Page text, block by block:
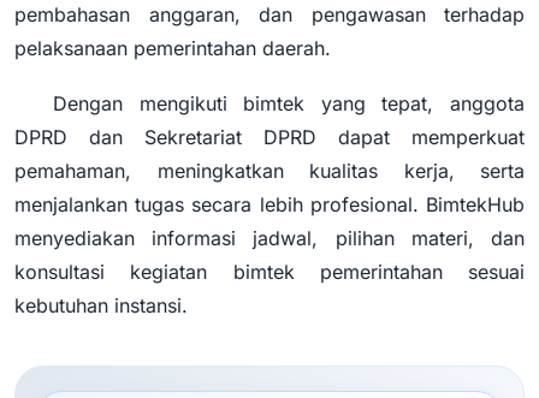
pembahasan anggaran, dan pengawasan terhadap
pelaksanaan pemerintahan daerah.
Dengan mengikuti bimtek yang tepat, anggota
DPRD dan Sekretariat DPRD dapat memperkuat
pemahaman, meningkatkan kualitas kerja, serta
menjalankan tugas secara lebih profesional. BimtekHub
menyediakan informasi jadwal, pilihan materi, dan
konsultasi kegiatan bimtek pemerintahan sesuai
kebutuhan instansi.